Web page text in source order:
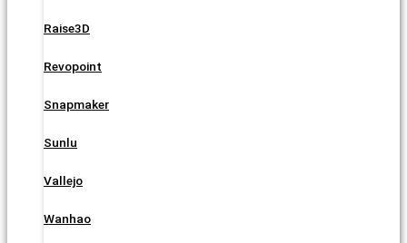
Raise3D
Revopoint
Snapmaker
Sunlu
Vallejo
Wanhao